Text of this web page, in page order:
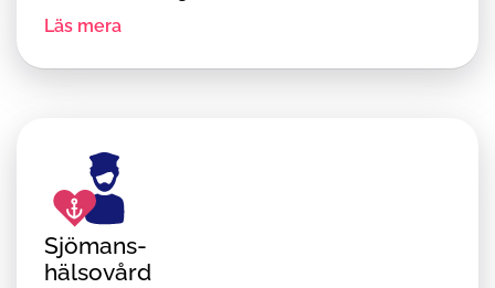
Läs mera
Sjömans-
hälsovård